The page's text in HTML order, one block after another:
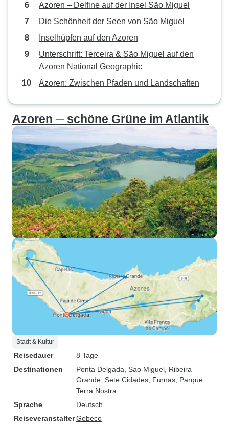
Azoren – Delfine auf der Insel São Miguel
Die Schönheit der Seen von São Miguel
Inselhüpfen auf den Azoren
Unterschrift: Terceira & São Miguel auf den
Azoren National Geographic
Azoren: Zwischen Pfaden und Landschaften
Azoren ─ schöne Grüne im Atlantik
Stadt & Kultur
Reisedauer
8 Tage
Destinationen
Ponta Delgada , Sao Miguel , Ribeira
Grande , Sete Cidades , Furnas , Parque
Terra Nostra
Sprache
Deutsch
ReiseveranstalterGebeco